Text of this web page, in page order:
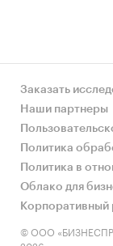
Заказать
Наши партнеры
Политика
Политика в
Облако для
Корпоративный
© ООО